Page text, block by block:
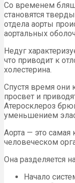
Со временем
становятся
отдела аорты
аортальных
Недуг
что приводит к
холестерина.
Спустя время они
просвет и
Атеросклероз
уменьшением
Аорта — это самая
человеческом
Она разделяется
Начало